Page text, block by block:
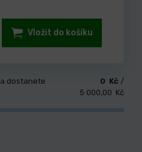
Vložit do košíku
a dostanete
0 Kč /
5 000,00 Kč